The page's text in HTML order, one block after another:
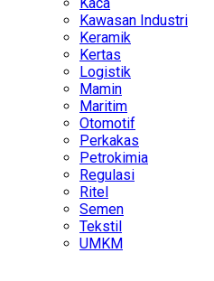
Kawasan Industri
Keramik
Kertas
Logistik
Mamin
Maritim
Otomotif
Perkakas
Petrokimia
Regulasi
Ritel
Semen
Tekstil
UMKM